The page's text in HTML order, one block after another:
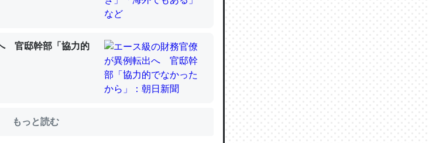
たまに覗いてる。ぼちぼちRingも置こうかと画策
を共有してる。電池残量や充電中かが分かるのでこ
と僕。ITツール導入でコミュニケーションが劇的に変化し
官邸幹部「協力的
もっと読む